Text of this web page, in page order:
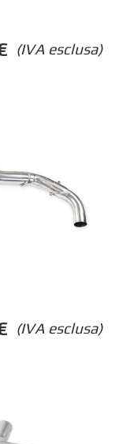
(IVA esclusa)
(IVA esclusa)